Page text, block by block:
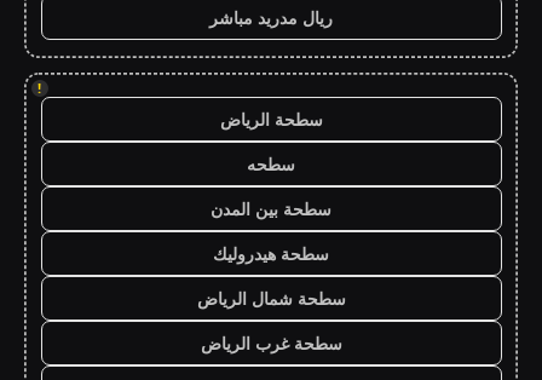
ريال مدريد مباشر
!
سطحة الرياض
سطحه
سطحة بين المدن
سطحة هيدروليك
سطحة شمال الرياض
سطحة غرب الرياض